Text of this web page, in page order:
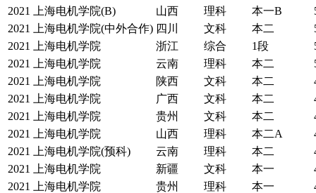
2021
上海电机学院(B) 山西 理科 本一B
2021
上海电机学院(中外合作) 四川 文科 本二
2021
上海电机学院 浙江 综合 1段
2021
上海电机学院 云南 理科 本二
2021
上海电机学院 陕西 文科 本二
2021
上海电机学院 广西 文科 本二
2021
上海电机学院 贵州 文科 本二
2021
上海电机学院 山西 理科 本二A
2021
上海电机学院(预科) 云南 理科 本二
2021
上海电机学院 新疆 文科 本一
2021
上海电机学院 贵州 理科 本一